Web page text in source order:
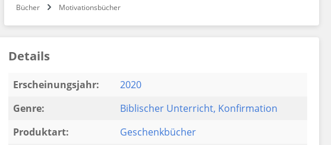
Bücher
Motivationsbücher
Details
Erscheinungsjahr:
2020
Genre:
Biblischer Unterricht, Konfirmation
Produktart:
Geschenkbücher